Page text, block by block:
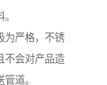
为严格，不锈
不会对产品造
道。